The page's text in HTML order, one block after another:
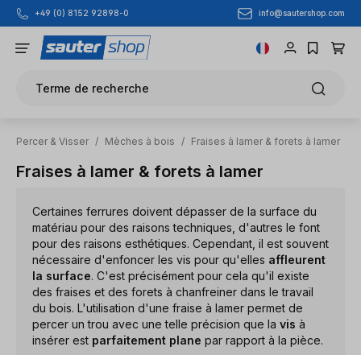
Passer au contenu principal
+49 (0) 8152 92898-0 info@sautershop.com
Terme de recherche
Percer & Visser / Mèches à bois / Fraises à lamer & forets à lamer
Fraises à lamer & forets à lamer
Certaines ferrures doivent dépasser de la surface du
matériau pour des raisons techniques, d'autres le font
pour des raisons esthétiques. Cependant, il est souvent
nécessaire d'enfoncer les vis pour qu'elles affleurent
la surface. C'est précisément pour cela qu'il existe
des fraises et des forets à chanfreiner dans le travail
du bois. L'utilisation d'une fraise à lamer permet de
percer un trou avec une telle précision que la vis à
insérer est parfaitement plane par rapport à la pièce.